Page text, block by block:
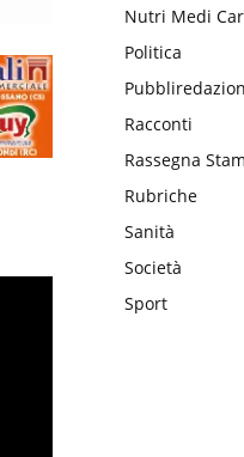
Nutri Medi
Politica
Racconti
Rassegna
Rubriche
Sanità
Società
Sport